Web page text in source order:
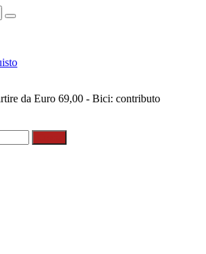
da Euro 69,00 - Bici: contributo